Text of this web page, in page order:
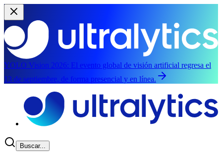
YOLO Vision 2026: El evento global de visión artificial regresa el
13 de septiembre, de forma presencial y en línea.
Buscar...